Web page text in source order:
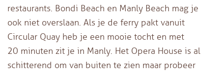
restaurants. Bondi Beach en Manly Beach mag je
ook niet overslaan. Als je de ferry pakt vanuit
Circular Quay heb je een mooie tocht en met
20 minuten zit je in Manly. Het Opera House is al
schitterend om van buiten te zien maar probeer